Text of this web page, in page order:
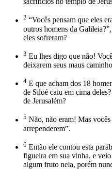
2 “Vocês pensam que eles
outros homens da
eles sofreram?
3 Eu lhes digo que não!
deixarem seus maus
4 E que acham dos 18
de Siloé caiu em cima
de Jerusalém?
5 Não, não eram! Mas
arrependerem”.
6 Então ele contou esta
figueira em sua vinha, e
algum fruto nela, porém